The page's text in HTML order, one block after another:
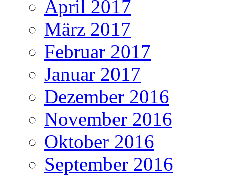
April 2017
März 2017
Februar 2017
Januar 2017
Dezember 2016
November 2016
Oktober 2016
September 2016